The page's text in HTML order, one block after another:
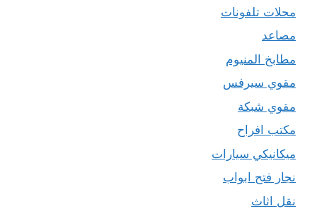
محلات تلفونات
مصاعد
مطابخ المنيوم
مقوي سيرفس
مقوي شبكة
مكتب افراح
ميكانيكي سيارات
نجار فتح ابواب
نقل اثاث